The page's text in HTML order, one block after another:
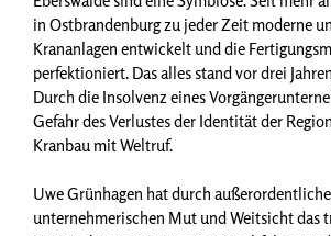
in Ostbrandenburg zu jeder Zeit moderne
Krananlagen entwickelt und die
perfektioniert. Das alles stand vor drei
Durch die Insolvenz eines
Gefahr des Verlustes der Identität der
Kranbau mit Weltruf.
Uwe Grünhagen hat durch
unternehmerischen Mut und Weitsicht das